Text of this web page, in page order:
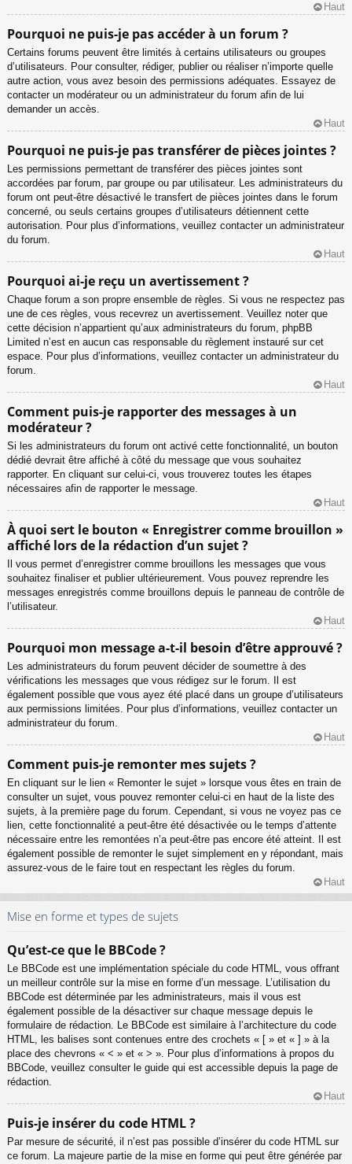
Haut
Pourquoi ne puis-je pas accéder à un forum ?
Certains forums peuvent être limités à certains utilisateurs ou groupes
d’utilisateurs. Pour consulter, rédiger, publier ou réaliser n’importe quelle
autre action, vous avez besoin des permissions adéquates. Essayez de
contacter un modérateur ou un administrateur du forum afin de lui
demander un accès.
Haut
Pourquoi ne puis-je pas transférer de pièces jointes ?
Les permissions permettant de transférer des pièces jointes sont
accordées par forum, par groupe ou par utilisateur. Les administrateurs du
forum ont peut-être désactivé le transfert de pièces jointes dans le forum
concerné, ou seuls certains groupes d’utilisateurs détiennent cette
autorisation. Pour plus d’informations, veuillez contacter un administrateur
du forum.
Haut
Pourquoi ai-je reçu un avertissement ?
Chaque forum a son propre ensemble de règles. Si vous ne respectez pas
une de ces règles, vous recevrez un avertissement. Veuillez noter que
cette décision n’appartient qu’aux administrateurs du forum, phpBB
Limited n’est en aucun cas responsable du règlement instauré sur cet
espace. Pour plus d’informations, veuillez contacter un administrateur du
forum.
Haut
Comment puis-je rapporter des messages à un
modérateur ?
Si les administrateurs du forum ont activé cette fonctionnalité, un bouton
dédié devrait être affiché à côté du message que vous souhaitez
rapporter. En cliquant sur celui-ci, vous trouverez toutes les étapes
nécessaires afin de rapporter le message.
Haut
À quoi sert le bouton « Enregistrer comme brouillon »
affiché lors de la rédaction d’un sujet ?
Il vous permet d’enregistrer comme brouillons les messages que vous
souhaitez finaliser et publier ultérieurement. Vous pouvez reprendre les
messages enregistrés comme brouillons depuis le panneau de contrôle de
l’utilisateur.
Haut
Pourquoi mon message a-t-il besoin d’être approuvé ?
Les administrateurs du forum peuvent décider de soumettre à des
vérifications les messages que vous rédigez sur le forum. Il est
également possible que vous ayez été placé dans un groupe d’utilisateurs
aux permissions limitées. Pour plus d’informations, veuillez contacter un
administrateur du forum.
Haut
Comment puis-je remonter mes sujets ?
En cliquant sur le lien « Remonter le sujet » lorsque vous êtes en train de
consulter un sujet, vous pouvez remonter celui-ci en haut de la liste des
sujets, à la première page du forum. Cependant, si vous ne voyez pas ce
lien, cette fonctionnalité a peut-être été désactivée ou le temps d’attente
nécessaire entre les remontées n’a peut-être pas encore été atteint. Il est
également possible de remonter le sujet simplement en y répondant, mais
assurez-vous de le faire tout en respectant les règles du forum.
Haut
Mise en forme et types de sujets
Qu’est-ce que le BBCode ?
Le BBCode est une implémentation spéciale du code HTML, vous offrant
un meilleur contrôle sur la mise en forme d’un message. L’utilisation du
BBCode est déterminée par les administrateurs, mais il vous est
également possible de la désactiver sur chaque message depuis le
formulaire de rédaction. Le BBCode est similaire à l’architecture du code
HTML, les balises sont contenues entre des crochets « [ » et « ] » à la
place des chevrons « < » et « > ». Pour plus d’informations à propos du
BBCode, veuillez consulter le guide qui est accessible depuis la page de
rédaction.
Haut
Puis-je insérer du code HTML ?
Par mesure de sécurité, il n’est pas possible d’insérer du code HTML sur
ce forum. La majeure partie de la mise en forme qui peut être générée par